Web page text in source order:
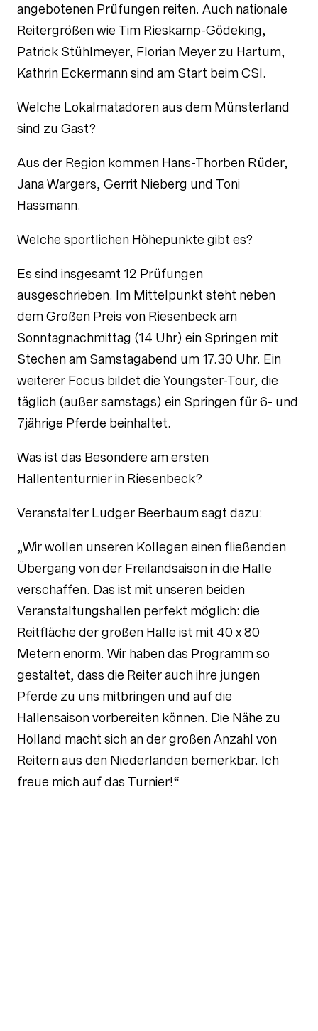
angebotenen Prüfungen reiten. Auch nationale
Reitergrößen wie Tim Rieskamp-Gödeking,
Patrick Stühlmeyer, Florian Meyer zu Hartum,
Kathrin Eckermann sind am Start beim CSI.
Welche Lokalmatadoren aus dem Münsterland
sind zu Gast?
Aus der Region kommen Hans-Thorben Rüder,
Jana Wargers, Gerrit Nieberg und Toni
Hassmann.
Welche sportlichen Höhepunkte gibt es?
Es sind insgesamt 12 Prüfungen
ausgeschrieben. Im Mittelpunkt steht neben
dem Großen Preis von Riesenbeck am
Sonntagnachmittag (14 Uhr) ein Springen mit
Stechen am Samstagabend um 17.30 Uhr. Ein
weiterer Focus bildet die Youngster-Tour, die
täglich (außer samstags) ein Springen für 6- und
7jährige Pferde beinhaltet.
Was ist das Besondere am ersten
Hallententurnier in Riesenbeck?
Veranstalter Ludger Beerbaum sagt dazu:
„Wir wollen unseren Kollegen einen fließenden
Übergang von der Freilandsaison in die Halle
verschaffen. Das ist mit unseren beiden
Veranstaltungshallen perfekt möglich: die
Reitfläche der großen Halle ist mit 40 x 80
Metern enorm. Wir haben das Programm so
gestaltet, dass die Reiter auch ihre jungen
Pferde zu uns mitbringen und auf die
Hallensaison vorbereiten können. Die Nähe zu
Holland macht sich an der großen Anzahl von
Reitern aus den Niederlanden bemerkbar. Ich
freue mich auf das Turnier!“